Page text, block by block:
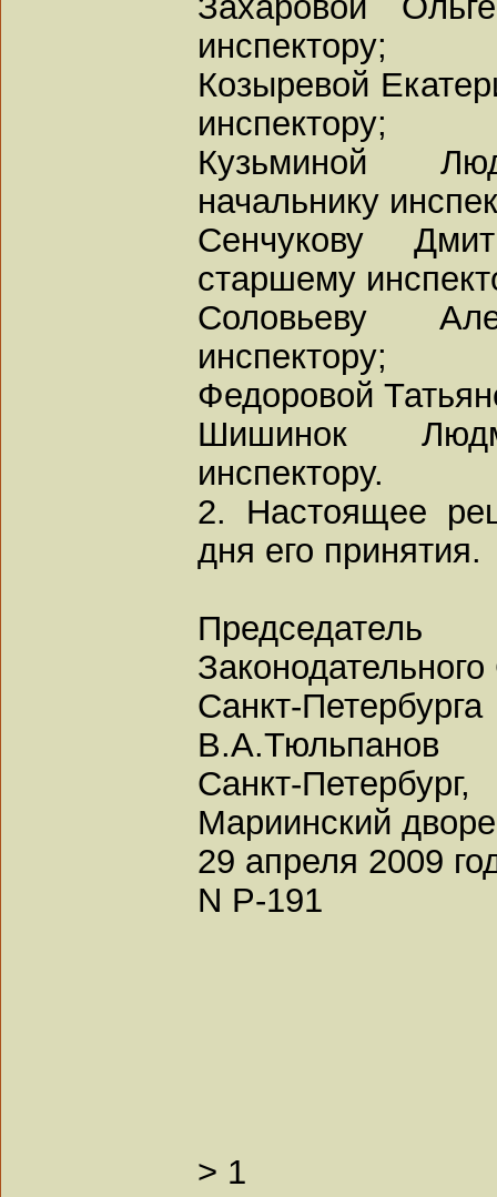
инспектору;
Козыревой
инспектору;
Кузьминой
начальнику
Сенчукову
старшему
Соловьеву
инспектору;
Федоровой
Шишинок
инспектору.
2. Настоящее
дня его принятия.
Председатель
Санкт-Петербурга
В.А.Тюльпанов
Санкт-Петербург,
Мариинский
29 апреля 2009
N Р-191
> 1